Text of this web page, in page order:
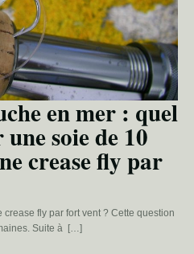
en mer : quel
soie de 10
crease fly par
fly par fort vent ? Cette question
Suite à […]